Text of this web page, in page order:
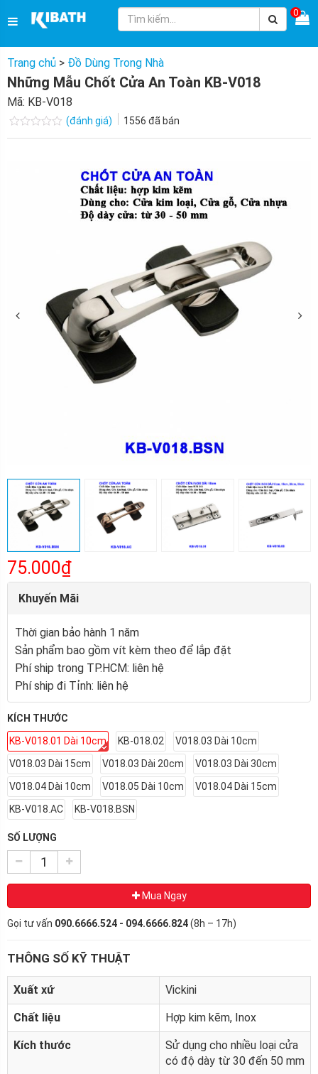
0
Trang chủ > Đồ Dùng Trong Nhà
Những Mẫu Chốt Cửa An Toàn KB-V018
Mã: KB-V018
Được
(đánh giá) 1556 đã bán
75.000₫
Khuyến Mãi
Thời gian bảo hành 1 năm
Sản phẩm bao gồm vít kèm theo để lắp đặt
Phí ship trong TP.HCM: liên hệ
Phí ship đi Tỉnh: liên hệ
KÍCH THƯỚC
KB-V018.01 Dài 10cm
KB-018.02
V018.03 Dài 10cm
V018.03 Dài 15cm
V018.03 Dài 20cm
V018.03 Dài 30cm
V018.04 Dài 10cm
V018.05 Dài 10cm
V018.04 Dài 15cm
KB-V018.AC
KB-V018.BSN
SỐ LƯỢNG
Mua Ngay
Gọi tư vấn 090.6666.524 - 094.6666.824(8h – 17h)
THÔNG SỐ KỸ THUẬT
Xuất xứ Vickini
Chất liệu Hợp kim kẽm, Inox
Kích thước
Sử dụng cho nhiều loại cửa
có độ dày từ 30 đến 50 mm